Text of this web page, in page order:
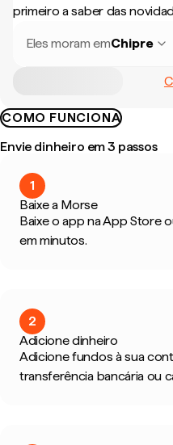
primeiro a saber das
Eles moram emChipre
COMO FUNCIONA
Envie dinheiro em 3 passos
1
Baixe a Morse
Baixe o app na App Store
em minutos.
2
Adicione dinheiro
Adicione fundos à sua
transferência bancária ou